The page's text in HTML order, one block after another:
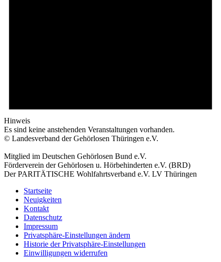
Hinweis
Es sind keine anstehenden Veranstaltungen vorhanden.
© Landesverband der Gehörlosen Thüringen e.V.
Mitglied im Deutschen Gehörlosen Bund e.V.
Förderverein der Gehörlosen u. Hörbehinderten e.V. (BRD)
Der PARITÄTISCHE Wohlfahrtsverband e.V. LV Thüringen
Startseite
Neuigkeiten
Kontakt
Datenschutz
Impressum
Privatsphäre-Einstellungen ändern
Historie der Privatsphäre-Einstellungen
Einwilligungen widerrufen